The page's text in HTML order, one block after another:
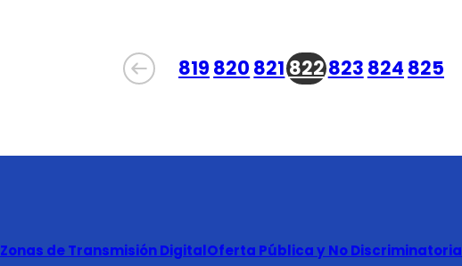
819 820 821822823 824 825
Zonas de Transmisión DigitalOferta Pública y No Discriminatoria